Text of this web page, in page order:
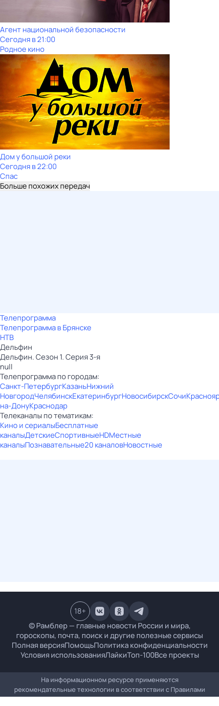
Агент национальной безопасности
Сегодня в 21:00
Родное кино
Дом у большой реки
Сегодня в 22:00
Спас
Больше похожих передач
Телепрограмма
Телепрограмма в Брянске
НТВ
Дельфин
Дельфин. Сезон 1. Серия 3-я
null
Телепрограмма по городам:
Санкт-ПетербургКазаньНижний
НовгородЧелябинскЕкатеринбургНовосибирскСочи
на-ДонуКраснодар
Телеканалы по тематикам:
Кино и сериалыБесплатные
каналыДетскиеСпортивныеHDМестные
каналыПознавательные20 каналовНовостные
© Рамблер — главные новости России и мира,
гороскопы, почта, поиск и другие полезные сервисы
Полная версияПомощьПолитика конфиденциальности
Условия использованияЛайкиТоп-100Все проекты
18+
На информационном ресурсе применяются
рекомендательные технологии в соответствии с Правилами